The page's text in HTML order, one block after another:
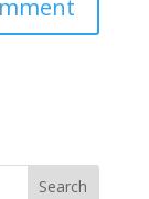
Search